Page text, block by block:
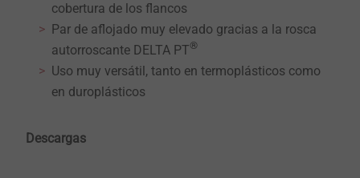
cobertura de los flancos
Par de aflojado muy elevado gracias a la rosca
autorroscante DELTA PT®
Uso muy versátil, tanto en termoplásticos como
en duroplásticos
Descargas